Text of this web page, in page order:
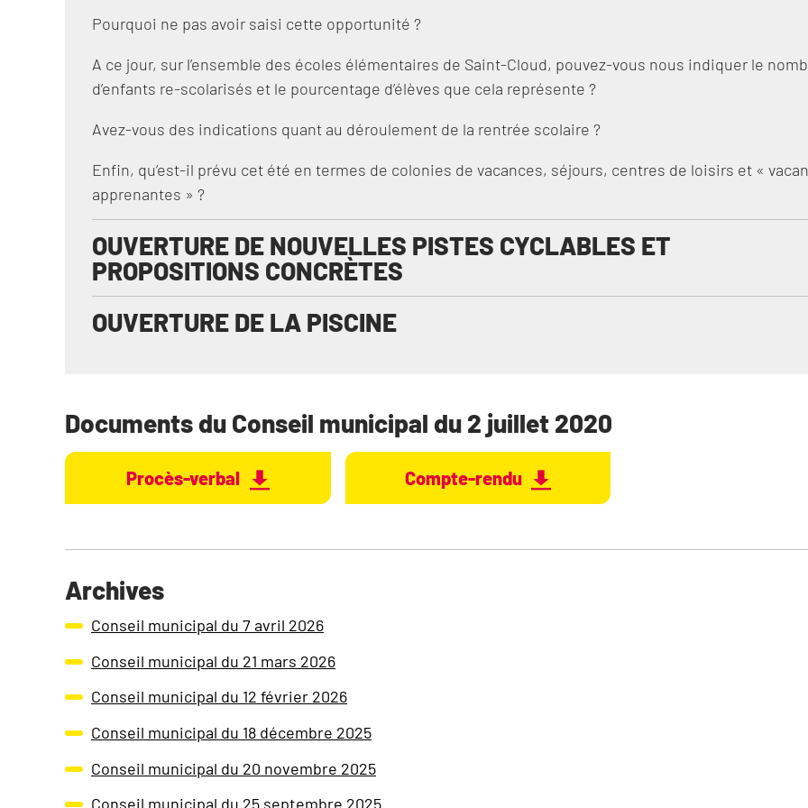
Pourquoi ne pas avoir saisi cette opportunité ?
A ce jour, sur l’ensemble des écoles élémentaires de Saint-Cloud, pouvez-vous nous indiquer le
d’enfants re-scolarisés et le pourcentage d’élèves que cela représente ?
Avez-vous des indications quant au déroulement de la rentrée scolaire ?
Enfin, qu’est-il prévu cet été en termes de colonies de vacances, séjours, centres de loisirs et «
apprenantes » ?
OUVERTURE DE NOUVELLES PISTES CYCLABLES ET
PROPOSITIONS CONCRÈTES
OUVERTURE DE LA PISCINE
Documents du Conseil municipal du 2 juillet 2020
Procès-verbal Compte-rendu
Archives
Conseil municipal du 7 avril 2026
Conseil municipal du 21 mars 2026
Conseil municipal du 12 février 2026
Conseil municipal du 18 décembre 2025
Conseil municipal du 20 novembre 2025
Conseil municipal du 25 septembre 2025